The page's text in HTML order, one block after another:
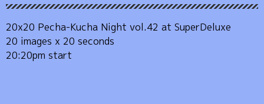
20x20 Pecha-Kucha Night vol.42 at SuperDeluxe
20 images x 20 seconds
20:20pm start